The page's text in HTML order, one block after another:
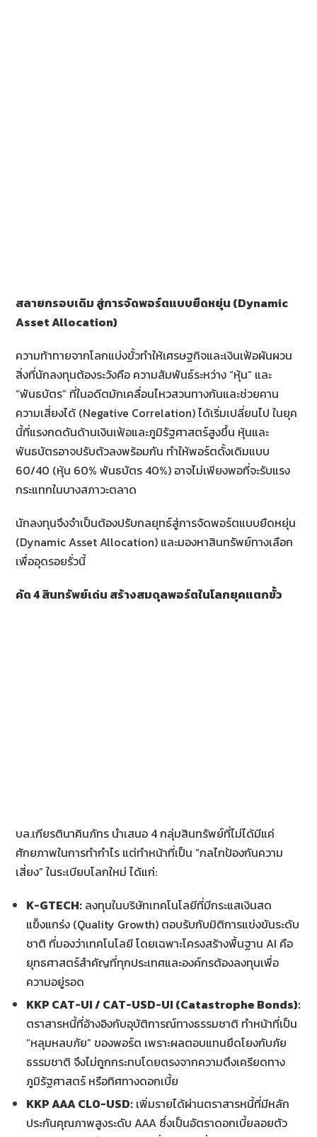
สลายกรอบเดิม สู่การจัดพอร์ตแบบยืดหยุ่น (Dynamic
Asset Allocation)
ความท้าทายจากโลกแบ่งขั้วทำให้เศรษฐกิจและเงินเฟ้อผันผวน
สิ่งที่นักลงทุนต้องระวังคือ ความสัมพันธ์ระหว่าง “หุ้น” และ
“พันธบัตร” ที่ในอดีตมักเคลื่อนไหวสวนทางกันและช่วยคาน
ความเสี่ยงได้ (Negative Correlation) ได้เริ่มเปลี่ยนไป ในยุค
นี้ที่แรงกดดันด้านเงินเฟ้อและภูมิรัฐศาสตร์สูงขึ้น หุ้นและ
พันธบัตรอาจปรับตัวลงพร้อมกัน ทำให้พอร์ตดั้งเดิมแบบ
60/40 (หุ้น 60% พันธบัตร 40%) อาจไม่เพียงพอที่จะรับแรง
กระแทกในบางสภาวะตลาด
นักลงทุนจึงจำเป็นต้องปรับกลยุทธ์สู่การจัดพอร์ตแบบยืดหยุ่น
(Dynamic Asset Allocation) และมองหาสินทรัพย์ทางเลือก
เพื่ออุดรอยรั่วนี้
คัด4 สินทรัพย์เด่น สร้างสมดุลพอร์ตในโลกยุคแตกขั้ว
บล.เกียรตินาคินภัทร นำเสนอ 4 กลุ่มสินทรัพย์ที่ไม่ได้มีแค่
ศักยภาพในการทำกำไร แต่ทำหน้าที่เป็น “กลไกป้องกันความ
เสี่ยง” ในระเบียบโลกใหม่ ได้แก่:
K-GTECH: ลงทุนในบริษัทเทคโนโลยีที่มีกระแสเงินสด
แข็งแกร่ง (Quality Growth) ตอบรับกับมิติการแข่งขันระดับ
ชาติ ที่มองว่าเทคโนโลยี โดยเฉพาะโครงสร้างพื้นฐาน AI คือ
ยุทธศาสตร์สำคัญที่ทุกประเทศและองค์กรต้องลงทุนเพื่อ
ความอยู่รอด
KKP CAT-UI / CAT-USD-UI (Catastrophe Bonds):
ตราสารหนี้ที่อ้างอิงกับอุบัติการณ์ทางธรรมชาติ ทำหน้าที่เป็น
“หลุมหลบภัย” ของพอร์ต เพราะผลตอบแทนยึดโยงกับภัย
ธรรมชาติ จึงไม่ถูกกระทบโดยตรงจากความตึงเครียดทาง
ภูมิรัฐศาสตร์ หรือทิศทางดอกเบี้ย
KKP AAA CLO-USD: เพิ่มรายได้ผ่านตราสารหนี้ที่มีหลัก
ประกันคุณภาพสูงระดับ AAA ซึ่งเป็นอัตราดอกเบี้ยลอยตัว